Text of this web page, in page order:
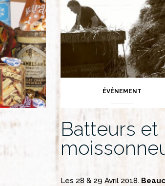
ÉVÉNEMENT
Batteurs et
Les 28 & 29 Avril 2018.